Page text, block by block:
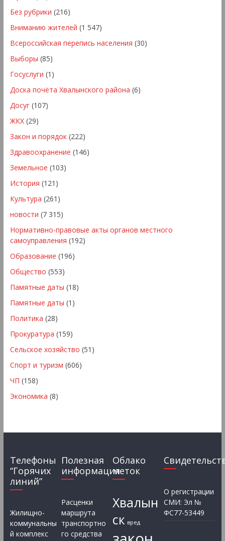
Без рубрики (216)
Вниманию жителей (1 547)
Всероссийская перепись населения (30)
Выборы (85)
Госуслуги (1)
Доска почёта Хвалынского района (6)
Досуг(107)
ЖКХ(29)
Закон и порядок(222)
Здравоохранение (146)
Земельное (103)
История (121)
Культура (261)
новости (7 315)
Нормативно-правовые акты органов местного
самоуправления (192)
Образование (196)
Общество (553)
Памятные даты (18)
Памятные даты (1)
Политика (28)
Прокуратура (159)
Сельское хозяйство (51)
Спорт и туризм (606)
ЧП (158)
Экономика (8)
Телефоны
“Горячих
линий”
Жилищно-
коммунальны
й комплекс
Полезная
информация
Расценки
маршрута
транспортно
го средства
Облако
меток
Хвалын
ск вред
О регистрации
СМИ: Эл №
ФС77-53449